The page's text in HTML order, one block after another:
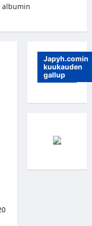
albumin
Japyh.comin
kuukauden
gallup